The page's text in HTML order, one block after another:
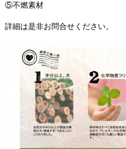
⑤不燃素材
詳細は是非お問合せください。